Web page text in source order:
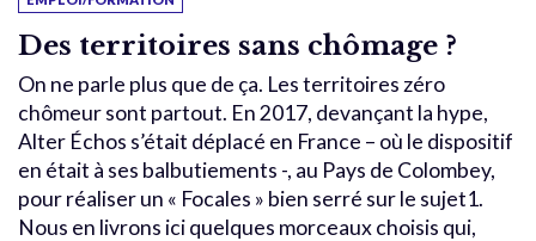
Des territoires sans chômage ?
On ne parle plus que de ça. Les territoires zéro
chômeur sont partout. En 2017, devançant la hype,
Alter Échos s’était déplacé en France – où le dispositif
en était à ses balbutiements -, au Pays de Colombey,
pour réaliser un « Focales » bien serré sur le sujet1.
Nous en livrons ici quelques morceaux choisis qui,